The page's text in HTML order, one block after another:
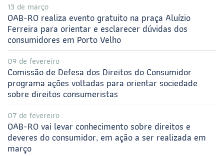
13 de março
OAB-RO realiza evento gratuito na praça Aluízio
Ferreira para orientar e esclarecer dúvidas dos
consumidores em Porto Velho
09 de fevereiro
Comissão de Defesa dos Direitos do Consumidor
programa ações voltadas para orientar sociedade
sobre direitos consumeristas
07 de fevereiro
OAB-RO vai levar conhecimento sobre direitos e
deveres do consumidor, em ação a ser realizada em
março